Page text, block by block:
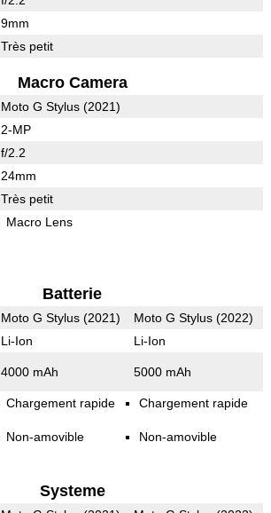
9mm
Très petit
Macro Camera
Moto G Stylus (2021)
2-MP
f/2.2
24mm
Très petit
Macro Lens
Batterie
Moto G Stylus (2021) Moto G Stylus (2022)
Li-Ion Li-Ion
4000 mAh 5000 mAh
Chargement rapide
Non-amovible
Chargement rapide
Non-amovible
Systeme